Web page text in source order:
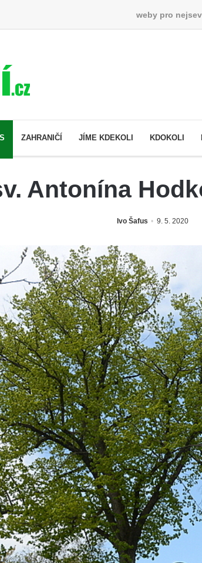
weby pro
ZAHRANIČÍ JÍME KDEKOLI KDOKOLI
Antonína
Ivo Šafus 9. 5. 2020